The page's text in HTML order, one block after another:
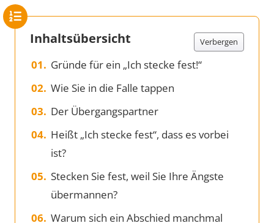
Inhaltsübersicht Verbergen
Gründe für ein „Ich stecke fest!“
Wie Sie in die Falle tappen
Der Übergangspartner
Heißt „Ich stecke fest“, dass es vorbei
ist?
Stecken Sie fest, weil Sie Ihre Ängste
übermannen?
Warum sich ein Abschied manchmal